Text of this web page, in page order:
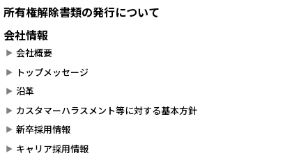
所有権解除書類の発行について
会社情報
会社概要
トップメッセージ
沿革
カスタマーハラスメント等に対する基本方針
新卒採用情報
キャリア採用情報